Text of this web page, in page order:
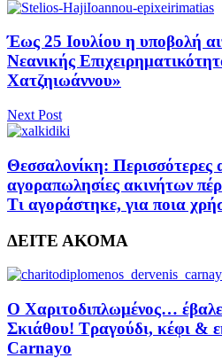
Έως 25 Ιουλίου η υποβολή
Νεανικής
Χατζηιωάννου»
Next Post
Θεσσαλονίκη: Περισσότερες
αγοραπωλησίες ακινήτων
Τι αγοράστηκε, για ποια
ΔΕΙΤΕ ΑΚΟΜΑ
Ο Χαριτοδιπλωμένος…
Σκιάθου! Τραγούδι, κέφι &
Carnayo